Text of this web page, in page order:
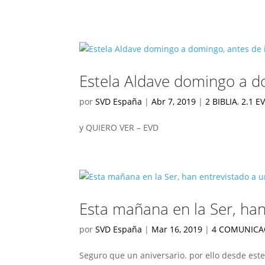
Estela Aldave domingo a
porSVD España |Abr 7, 2019 |2 BIBLIA,2.1
y QUIERO VER – EVD
Esta mañana en la Ser,
porSVD España | Mar 16, 2019 |4
Seguro que un aniversario. por ello desde